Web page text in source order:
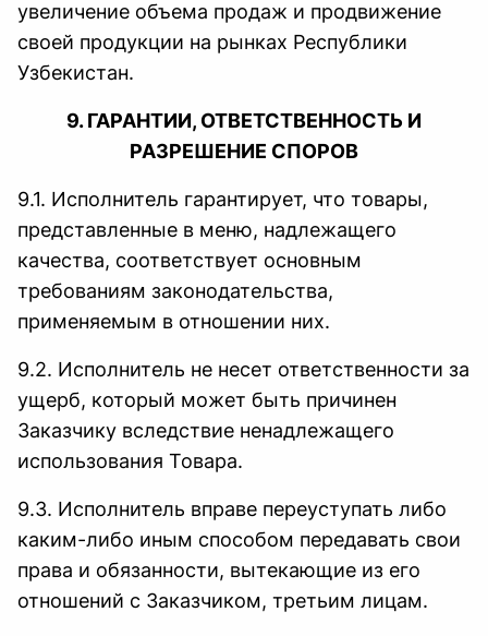
увеличение объема продаж и продвижение
своей продукции на рынках Республики
Узбекистан.
9. ГАРАНТИИ, ОТВЕТСТВЕННОСТЬ И
РАЗРЕШЕНИЕ СПОРОВ
9.1. Исполнитель гарантирует, что товары,
представленные в меню, надлежащего
качества, соответствует основным
требованиям законодательства,
применяемым в отношении них.
9.2. Исполнитель не несет ответственности за
ущерб, который может быть причинен
Заказчику вследствие ненадлежащего
использования Товара.
9.3. Исполнитель вправе переуступать либо
каким-либо иным способом передавать свои
права и обязанности, вытекающие из его
отношений с Заказчиком, третьим лицам.